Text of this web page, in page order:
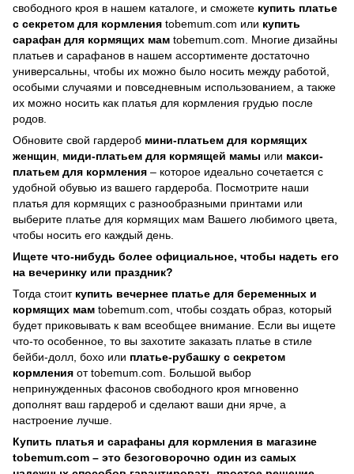
свободного кроя в нашем каталоге, и сможете купить платье
с секретом для кормления tobemum.com или купить
сарафан для кормящих мам tobemum.com. Многие дизайны
платьев и сарафанов в нашем ассортименте достаточно
универсальны, чтобы их можно было носить между работой,
особыми случаями и повседневным использованием, а также
их можно носить как платья для кормления грудью после
родов.
Обновите свой гардероб мини-платьем для кормящих
женщин миди-платьем для кормящей мамы или макси-
платьем для кормления – которое идеально сочетается с
удобной обувью из вашего гардероба. Посмотрите наши
платья для кормящих с разнообразными принтами или
выберите платье для кормящих мам Вашего любимого цвета,
чтобы носить его каждый день.
Ищете что-нибудь более официальное, чтобы надеть его
на вечеринку или праздник?
Тогда стоит купить вечернее платье для беременных и
кормящих мам tobemum.com, чтобы создать образ, который
будет приковывать к вам всеобщее внимание. Если вы ищете
что-то особенное, то вы захотите заказать платье в стиле
бейби-долл, бохо или платье-рубашку с секретом
кормления от tobemum.com. Большой выбор
непринужденных фасонов свободного кроя мгновенно
дополнят ваш гардероб и сделают ваши дни ярче, а
настроение лучше.
Купить платья и сарафаны для кормления в магазине
tobemum.com – это безоговорочно один из самых